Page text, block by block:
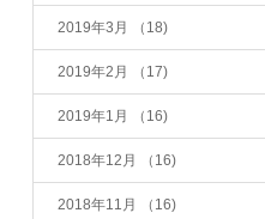
2019年3月 （18)
2019年2月 （17)
2019年1月 （16)
2018年12月 （16)
2018年11月 （16)